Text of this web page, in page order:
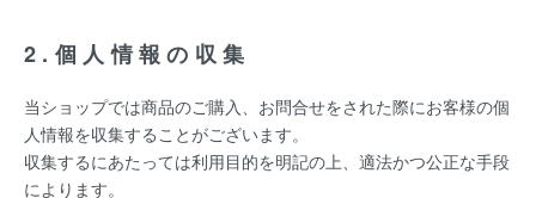
2.個人情報の収集
当ショップでは商品のご購入、お問合せをされた際にお客様の個
人情報を収集することがございます。
収集するにあたっては利用目的を明記の上、適法かつ公正な手段
によります。